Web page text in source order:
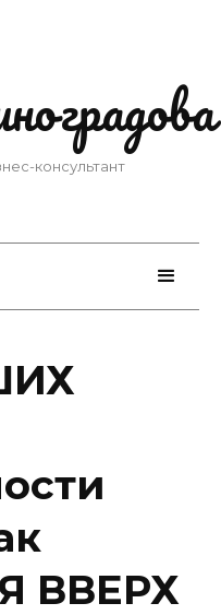
консультант
ВВЕРХ